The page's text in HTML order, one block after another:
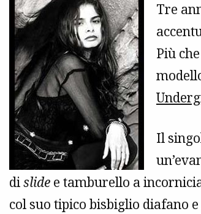
Tre
Più
Il
dislide e tamburello a
col suo tipico bisbiglio diafano